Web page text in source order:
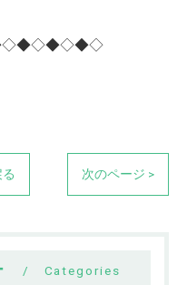
次のページ >
Categories